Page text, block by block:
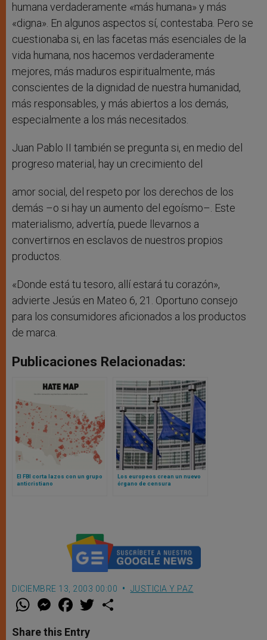
humana verdaderamente «más humana» y más
«digna». En algunos aspectos sí, contestaba. Pero se
cuestionaba si, en las facetas más esenciales de la
vida humana, nos hacemos verdaderamente
mejores, más maduros espiritualmente, más
conscientes de la dignidad de nuestra humanidad,
más responsables, y más abiertos a los demás,
especialmente a los más necesitados.
Juan Pablo II también se pregunta si, en medio del
progreso material, hay un crecimiento del
amor social, del respeto por los derechos de los
demás –o si hay un aumento del egoísmo–. Este
materialismo, advertía, puede llevarnos a
convertirnos en esclavos de nuestros propios
productos.
«Donde está tu tesoro, allí estará tu corazón»,
advierte Jesús en Mateo 6, 21. Oportuno consejo
para los consumidores aficionados a los productos
de marca.
Publicaciones Relacionadas:
El FBI corta lazos con un grupo
anticristiano
Los europeos crean un nuevo
órgano de censura
DICIEMBRE 13, 2003 00:00 JUSTICIA Y PAZ
W
t
M
e
s
F
a
e
w
Share this Entry